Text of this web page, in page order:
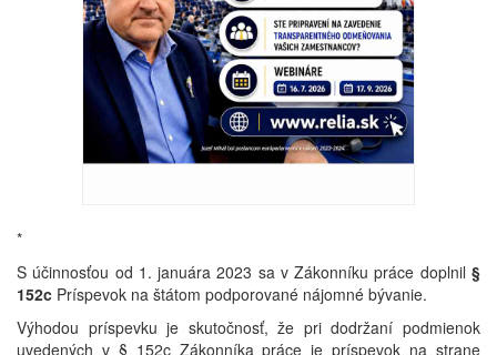
*
S účinnosťou od 1. januára 2023 sa v Zákonníku práce doplnil §
152c Príspevok na štátom podporované nájomné bývanie.
Výhodou príspevku je skutočnosť, že pri dodržaní podmienok
uvedených v § 152c Zákonníka práce je príspevok na strane